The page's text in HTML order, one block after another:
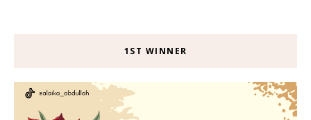
1ST WINNER